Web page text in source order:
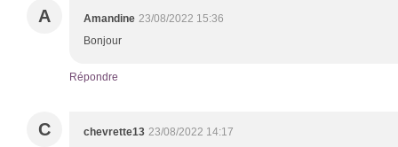
A Amandine 23/08/2022 15:36
Bonjour
Répondre
C chevrette13 23/08/2022 14:17